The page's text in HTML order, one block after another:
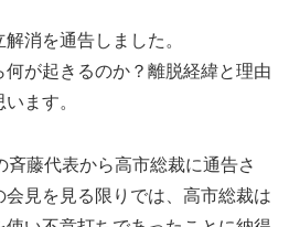
消を通告しました。
が起きるのか？離脱経緯と理由
ます。
藤代表から高市総裁に通告さ
見を見る限りでは、高市総裁は